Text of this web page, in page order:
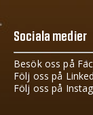
Sociala medier
Besök oss på
Följ oss på
Följ oss på